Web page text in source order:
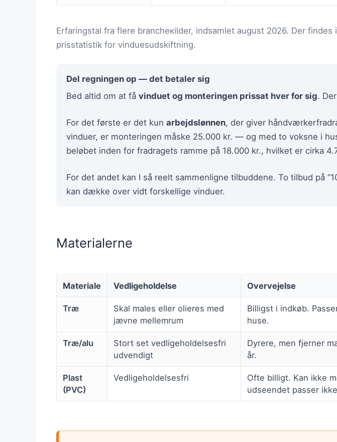
Erfaringstal fra flere brancheкilder, indsamlet august 2026. Der findes
prisstatistik for vinduesudskiftning.
Del regningen op — det betaler sig
Bed altid om at få vinduet og monteringen prissat hver for sig.
For det første er det kun arbejdslønnen, der giver
vinduer, er monteringen måske 25.000 kr. — og med to voksne i
beløbet inden for fradragets ramme på 18.000 kr., hvilket er cirka
For det andet kan I så reelt sammenligne tilbuddene. To tilbud på
kan dække over vidt forskellige vinduer.
Materialerne
Materiale Vedligeholdelse Overvejelse
Træ
Skal males eller olieres med
jævne mellemrum
Billigst i indkøb.
huse.
Træ/alu
Stort set vedligeholdelsesfri
udvendigt
Dyrere, men fjerner
år.
Plast
(PVC)
Vedligeholdelsesfri
Ofte billigt. Kan ikke
udseendet passer